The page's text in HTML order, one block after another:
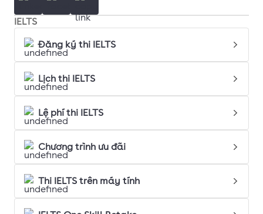
IELTS
Đăng ký thi IELTS
Lịch thi IELTS
Lệ phí thi IELTS
Chương trình ưu đãi
Thi IELTS trên máy tính